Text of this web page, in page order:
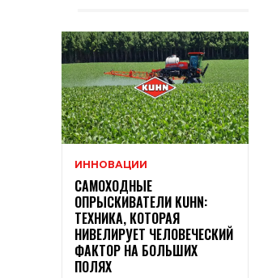
ИННОВАЦИИ
САМОХОДНЫЕ
ОПРЫСКИВАТЕЛИ KUHN:
ТЕХНИКА, КОТОРАЯ
НИВЕЛИРУЕТ ЧЕЛОВЕЧЕСКИЙ
ФАКТОР НА БОЛЬШИХ
ПОЛЯХ